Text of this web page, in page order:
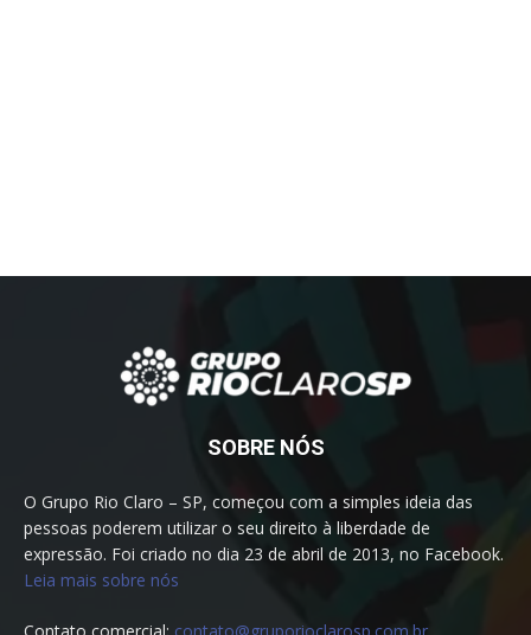
SOBRE NÓS
O Grupo Rio Claro – SP, começou com a simples ideia das
pessoas poderem utilizar o seu direito à liberdade de
expressão. Foi criado no dia 23 de abril de 2013, no Facebook.
Leia mais sobre nós